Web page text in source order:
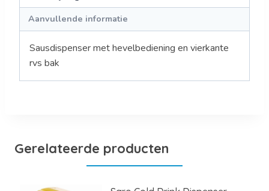
Aanvullende informatie
Sausdispenser met hevelbediening en vierkante
rvs bak
Gerelateerde producten